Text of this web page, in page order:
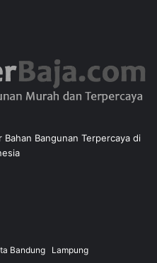
Bangunan Terpercaya di
Bandung Lampung